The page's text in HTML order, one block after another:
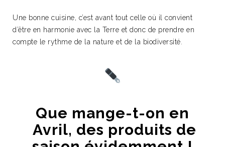
Une bonne cuisine, c’est avant tout celle où il convient
d’être en harmonie avec la Terre et donc de prendre en
compte le rythme de la nature et de la biodiversité.
Que mange-t-on en
Avril, des produits de